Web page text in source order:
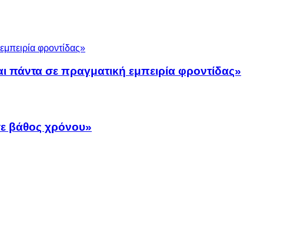
σε πραγματική εμπειρία φροντίδας»
βάθος χρόνου»